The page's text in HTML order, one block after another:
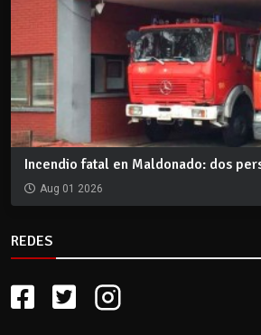
Incendio fatal en Maldonado: dos
Aug 01 2026
REDES